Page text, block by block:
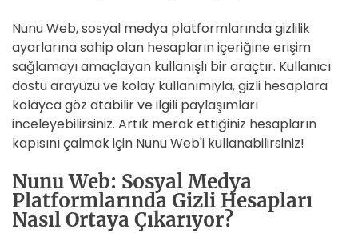
Nunu Web, sosyal medya platformlarında gizlilik
ayarlarına sahip olan hesapların içeriğine erişim
sağlamayı amaçlayan kullanışlı bir araçtır. Kullanıcı
dostu arayüzü ve kolay kullanımıyla, gizli hesaplara
kolayca göz atabilir ve ilgili paylaşımları
inceleyebilirsiniz. Artık merak ettiğiniz hesapların
kapısını çalmak için Nunu Web'i kullanabilirsiniz!
Nunu Web: Sosyal Medya
Platformlarında Gizli Hesapları
Nasıl Ortaya Çıkarıyor?